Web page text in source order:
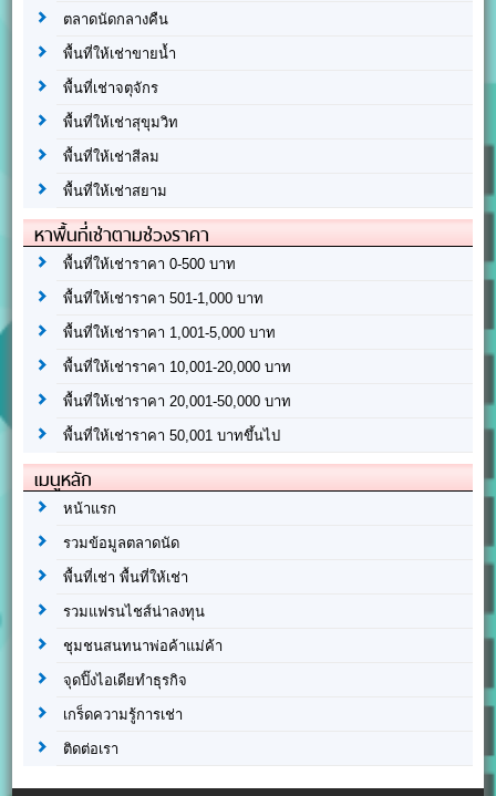
ตลาดนัดกลางคืน
พื้นที่ให้เช่าขายน้ำ
พื้นที่เช่าจตุจักร
พื้นที่ให้เช่าสุขุมวิท
พื้นที่ให้เช่าสีลม
พื้นที่ให้เช่าสยาม
หาพื้นที่เช่าตามช่วงราคา
พื้นที่ให้เช่าราคา 0-500 บาท
พื้นที่ให้เช่าราคา 501-1,000 บาท
พื้นที่ให้เช่าราคา 1,001-5,000 บาท
พื้นที่ให้เช่าราคา 10,001-20,000 บาท
พื้นที่ให้เช่าราคา 20,001-50,000 บาท
พื้นที่ให้เช่าราคา 50,001 บาทขึ้นไป
เมนูหลัก
หน้าแรก
รวมข้อมูลตลาดนัด
พื้นที่เช่า พื้นที่ให้เช่า
รวมแฟรนไชส์น่าลงทุน
ชุมชนสนทนาพ่อค้าแม่ค้า
จุดปิ๊งไอเดียทำธุรกิจ
เกร็ดความรู้การเช่า
ติดต่อเรา